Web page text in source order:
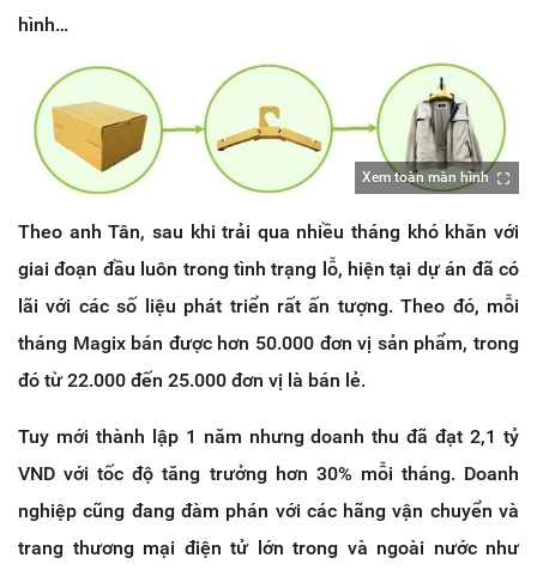
hình…
Xem toàn màn hình
Theo anh Tân, sau khi trải qua nhiều tháng khó khăn với
giai đoạn đầu luôn trong tình trạng lỗ, hiện tại dự án đã có
lãi với các số liệu phát triển rất ấn tượng. Theo đó, mỗi
tháng Magix bán được hơn 50.000 đơn vị sản phẩm, trong
đó từ 22.000 đến 25.000 đơn vị là bán lẻ.
Tuy mới thành lập 1 năm nhưng doanh thu đã đạt 2,1 tỷ
VND với tốc độ tăng trưởng hơn 30% mỗi tháng. Doanh
nghiệp cũng đang đàm phán với các hãng vận chuyển và
trang thương mại điện tử lớn trong và ngoài nước như